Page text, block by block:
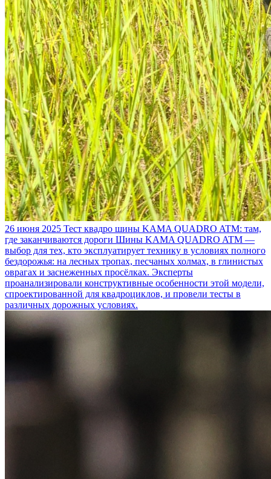
26 июня 2025 Тест квадро шины KAMA QUADRO ATM: там,
где заканчиваются дороги Шины KAMA QUADRO ATM —
выбор для тех, кто эксплуатирует технику в условиях полного
бездорожья: на лесных тропах, песчаных холмах, в глинистых
оврагах и заснеженных просёлках. Эксперты
проанализировали конструктивные особенности этой модели,
спроектированной для квадроциклов, и провели тесты в
различных дорожных условиях.